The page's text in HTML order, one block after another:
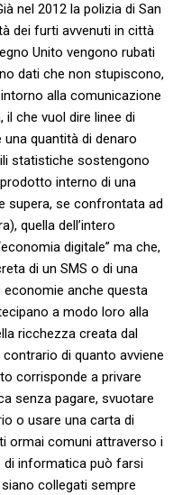
nel 2012 la polizia di San
dei furti avvenuti in città
Unito vengono rubati
dati che non stupiscono,
alla comunicazione
che vuol dire linee di
quantità di denaro
statistiche sostengono
interno di una
supera, se confrontata ad
quella dell’intero
digitale” ma che,
di un SMS o di una
economie anche questa
a modo loro alla
ricchezza creata dal
di quanto avviene
corrisponde a privare
senza pagare, svuotare
o usare una carta di
ormai comuni attraverso i
di informatica può farsi
collegati sempre